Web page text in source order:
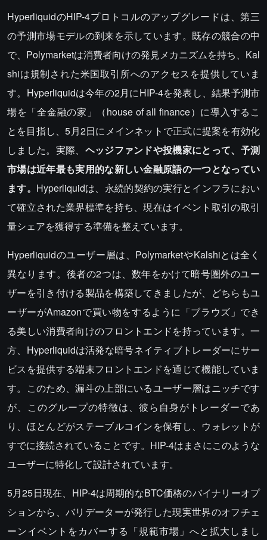
HyperliquidのHIP-4プロトコルのアップグレードは、第三
の予測市場モデルの到来を示しています。既存の競合の中
で、Polymarketは消費者向けの発見メカニズムを持ち、Kal
shiは規制された米国取引所へのアクセスを提供していま
す。Hyperliquidは今年の2月にHIP-4を発表し、結果予測市
場を「全金融の家」（house of all finance）に導入するこ
とを目指し、5月2日にメインネットで正式に提案を有効化
しました。実際、 ヘッジファンドや投機家にとって、予測
市場は近年最も実用的な新しい金融原語の一つとなってい
ます。 Hyperliquidは、永続的契約の実行とインフラにおい
て確立された業界標準を持ち、現在はイベント取引の取引
量シェアを獲得する準備を整えています。
Hyperliquidのユーザー層は、PolymarketやKalshiとは全く
異なります。後者の2つは、数年をかけて暗号圏外のユー
ザーを引き付ける製品を構築してきましたが、どちらもユ
ーザーがAmazonで買い物をするように「ブラウズ」でき
る美しい消費者向けのフロントエンドを持っています。一
方、Hyperliquidは活発な暗号ネイティブトレーダーにサー
ビスを提供する端末フロントエンドを通じて機能していま
す。このため、漏斗の上部にいるユーザー層はニッチです
が、このグループの特徴は、彼ら自身がトレーダーであ
り、ほとんどがステーブルコインを保有し、ウォレットが
すでに接続されていることです。HIP-4はまさにこのような
ユーザーに特化して設計されています。
5月25日現在、HIP-4は周期的なBTC価格のバイナリーオプ
ションから、バリデーターが発行した現実世界のオフチェ
ーンイベントをカバーする「規範市場」へと拡大しまし